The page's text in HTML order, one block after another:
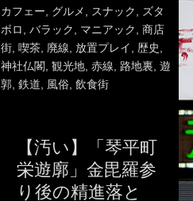
カフェー
グルメ スナック
ズタ
ボロ
バラック マニアック
商店
街, 喫茶, 廃線 放置プレイ 歴史
神社仏閣 観光地, 赤線 路地裏 遊
郭, 鉄道 風俗, 飲食街
【汚い】「琴平町
栄遊廓」金毘羅参
り後の精進落と